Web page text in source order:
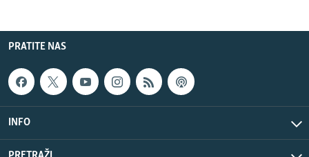
PRATITE NAS
INFO